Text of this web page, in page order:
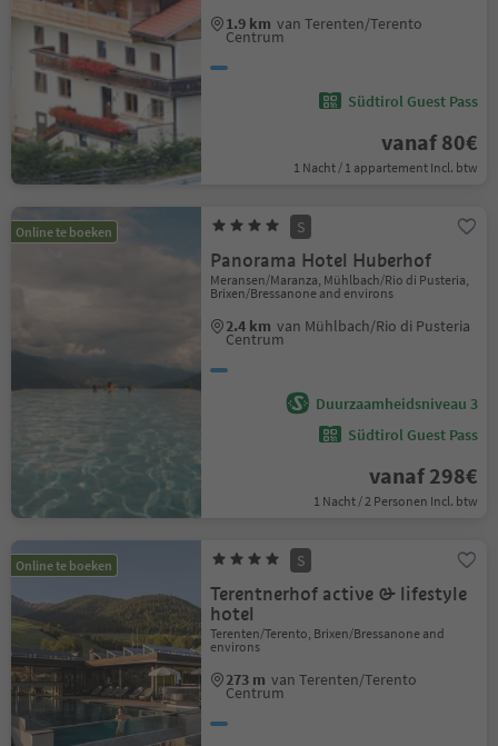
1.9 km van Terenten/Terento
Centrum
Südtirol Guest Pass
vanaf 80€
1 Nacht / 1 appartement Incl. btw
Online te boeken S
Panorama Hotel Huberhof
Meransen/Maranza, Mühlbach/Rio di Pusteria,
Brixen/Bressanone and environs
2.4 km van Mühlbach/Rio di Pusteria
Centrum
Duurzaamheidsniveau 3
Südtirol Guest Pass
vanaf 298€
1 Nacht / 2 Personen Incl. btw
Online te boeken S
Terentnerhof active & lifestyle
hotel
Terenten/Terento, Brixen/Bressanone and
environs
273 m van Terenten/Terento
Centrum